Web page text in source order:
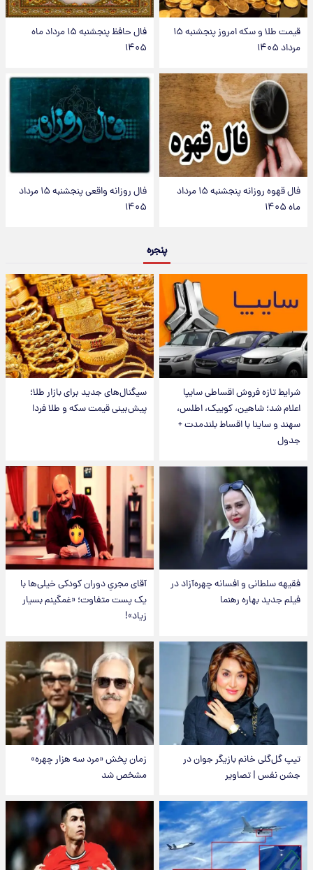
قیمت طلا و سکه امروز پنجشنبه ۱۵
مرداد ۱۴۰۵
فال حافظ پنجشنبه ۱۵ مرداد ماه
۱۴۰۵
فال قهوه روزانه پنجشنبه ۱۵ مرداد
ماه ۱۴۰۵
فال روزانه واقعی پنجشنبه ۱۵ مرداد
۱۴۰۵
پنجره
شرایط تازه فروش اقساطی سایپا
اعلام شد؛ شاهین، کوییک، اطلس،
سهند و ساینا با اقساط بلندمدت +
جدول
سیگنال‌های جدید برای بازار طلا؛
پیش‌بینی قیمت سکه و طلا فردا
فقیهه سلطانی و افسانه چهره‌آزاد در
فیلم جدید بهاره رهنما
آقای مجریِ دوران کودکی خیلی‌ها با
یک پست متفاوت؛ «غمگینم بسیار
زیاد»!
تیپ گل‌گلی خانم بازیگر جوان در
جشن نفس | تصاویر
زمان پخش «مرد سه هزار چهره»
مشخص شد